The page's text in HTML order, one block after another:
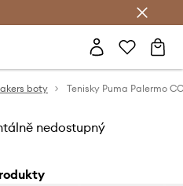
boty Tenisky Puma Palermo
nedostupný